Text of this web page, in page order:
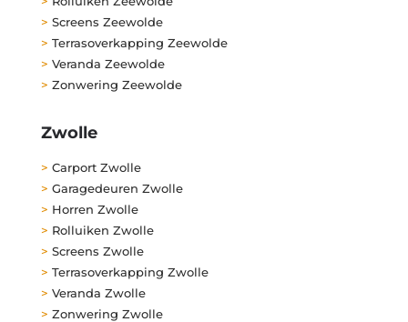
> Screens Zeewolde
> Terrasoverkapping Zeewolde
> Veranda Zeewolde
> Zonwering Zeewolde
Zwolle
> Carport Zwolle
> Garagedeuren Zwolle
> Horren Zwolle
> Rolluiken Zwolle
> Screens Zwolle
> Terrasoverkapping Zwolle
> Veranda Zwolle
> Zonwering Zwolle